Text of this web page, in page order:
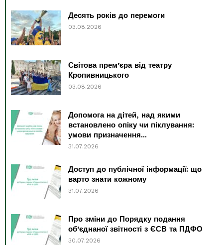
Десять років до перемоги
03.08.2026
Світова прем’єра від театру
Кропивницького
03.08.2026
Допомога на дітей, над якими
встановлено опіку чи піклування:
умови призначення...
31.07.2026
Доступ до публічної інформації: що
варто знати кожному
31.07.2026
Про зміни до Порядку подання
об’єднаної звітності з ЄСВ та ПДФО
30.07.2026